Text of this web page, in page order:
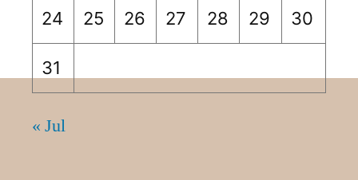
24 25 26 27 28 29 30
31
« Jul